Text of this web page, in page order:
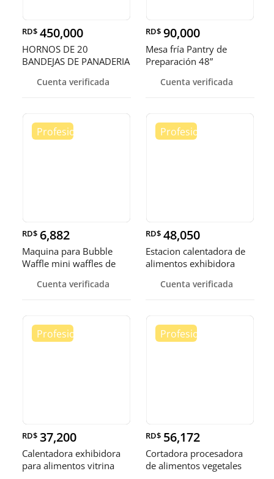
RD$ 450,000
HORNOS DE 20
BANDEJAS DE PANADERIA
Cuenta verificada
RD$ 90,000
Mesa fría Pantry de
Preparación 48”
Cuenta verificada
RD$ 6,882
Maquina para Bubble
Waffle mini waffles de
Cuenta verificada
RD$ 48,050
Estacion calentadora de
alimentos exhibidora
Cuenta verificada
RD$ 37,200
Calentadora exhibidora
para alimentos vitrina
RD$ 56,172
Cortadora procesadora
de alimentos vegetales